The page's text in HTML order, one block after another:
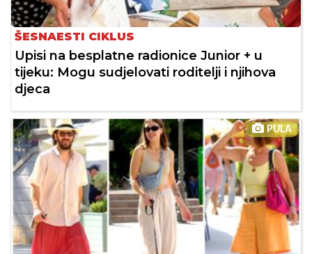
ŠESNAESTI CIKLUS
Upisi na besplatne radionice Junior + u
tijeku: Mogu sudjelovati roditelji i njihova
djeca
PULA